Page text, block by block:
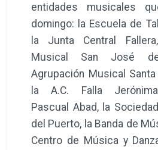
entidades musicales
domingo: la Escuela de
la Junta Central
Musical San José
Agrupación Musical
la A.C. Falla
Pascual Abad, la
del Puerto, la Banda de
Centro de Música y